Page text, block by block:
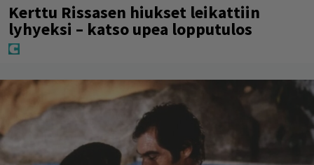
Kerttu Rissasen hiukset leikattiin
lyhyeksi – katso upea lopputulos